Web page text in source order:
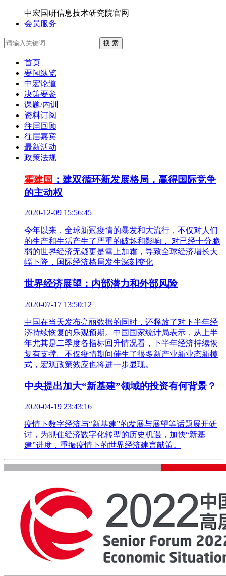
中宏国研信息技术研究院官网
会员服务
搜 索
首页
要闻纵览
中宏论道
决策要参
课题/内训
资料订阅
往届回顾
往届嘉宾
最新活动
政策法规
霍建国 ：建双循环新发展格局，赢得国际竞争
的主动权
2020-12-09 15:56:45
今年以来，全球新冠疫情的暴发和大流行，不仅对人们
的生产和生活产生了严重的破坏和影响， 对已经十分脆
弱的世界经济无疑更是雪上加霜，导致全球经济增长大
幅下降，国际经济格局发生深刻变化
世界经济展望：内部潜力和外部风险
2020-07-17 13:50:12
中国在当天发布亮丽数据的同时，还释放了对下半年经
济持续恢复的乐观预期。中国国家统计局表示，从上半
年尤其是二季度各指标回升情况看，下半年经济持续恢
复有支撑。不仅疫情期间催生了很多新产业新业态新模
式，宏观政策效应也将进一步显现。
中央提出加大“新基建”领域的投资有何背景？
2020-04-19 23:43:16
疫情下数字经济与“新基建”的发展与展望等话题展开研
讨，为抓住经济数字化转型的历史机遇，加快“新基
建”进度，重振疫情下的世界经济建言献策。